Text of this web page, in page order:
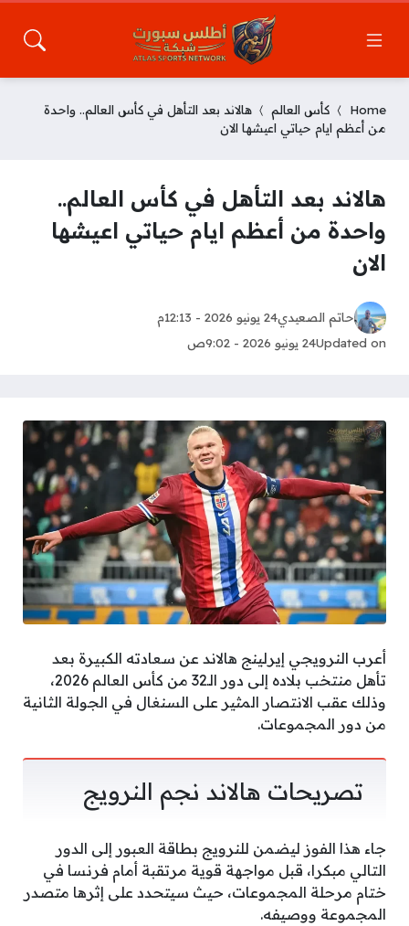
Home كأس العالم
هالاند بعد التأهل في كأس العالم.. واحدة
من أعظم ايام حياتي اعيشها الان
هالاند بعد التأهل في كأس العالم..
واحدة من أعظم ايام حياتي اعيشها
الان
حاتم الصعيدي24 يونيو 2026 - 12:13م
Updated on24 يونيو 2026 - 9:02ص
أعرب النرويجي إيرلينج هالاند عن سعادته الكبيرة بعد
تأهل منتخب بلاده إلى دور الـ32 من كأس العالم 2026،
وذلك عقب الانتصار المثير على السنغال في الجولة الثانية
من دور المجموعات.
تصريحات هالاند نجم النرويج
جاء هذا الفوز ليضمن للنرويج بطاقة العبور إلى الدور
التالي مبكرا، قبل مواجهة قوية مرتقبة أمام فرنسا في
ختام مرحلة المجموعات، حيث سيتحدد على إثرها متصدر
المجموعة ووصيفه.